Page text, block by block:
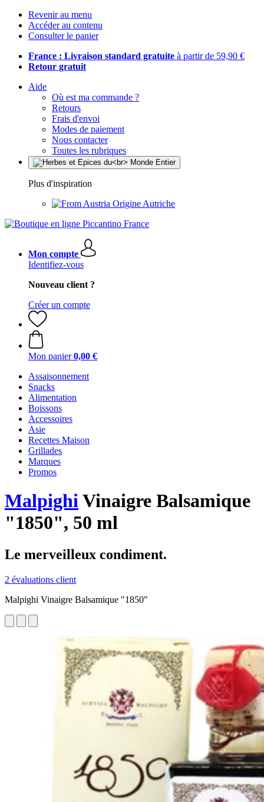
Revenir au menu
Accéder au contenu
Consulter le panier
France : Livraison standard gratuite à partir de 59,90 €
Retour gratuit
Aide
Où est ma commande ?
Retours
Frais d'envoi
Modes de paiement
Nous contacter
Toutes les rubriques
Plus d'inspiration
Origine Autriche
Mon compte
Identifiez-vous
Nouveau client ?
Créer un compte
Mon panier 0,00 €
Assaisonnement
Snacks
Alimentation
Boissons
Accessoires
Asie
Recettes Maison
Grillades
Marques
Promos
MalpighiVinaigre Balsamique
"1850", 50 ml
Le merveilleux condiment.
2 évaluations client
Malpighi Vinaigre Balsamique "1850"